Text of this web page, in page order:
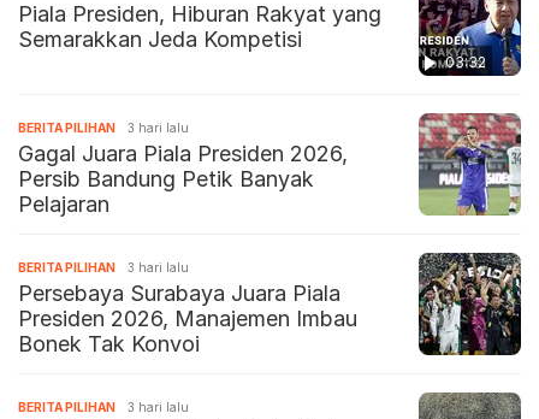
03:32
Piala Presiden, Hiburan Rakyat yang
Semarakkan Jeda Kompetisi
BERITA PILIHAN 3 hari lalu
Gagal Juara Piala Presiden 2026,
Persib Bandung Petik Banyak
Pelajaran
BERITA PILIHAN 3 hari lalu
Persebaya Surabaya Juara Piala
Presiden 2026, Manajemen Imbau
Bonek Tak Konvoi
BERITA PILIHAN 3 hari lalu